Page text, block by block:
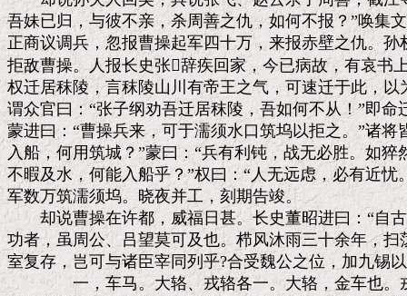
吾妹已归，与彼不亲，杀周善之仇，如何不报？”唤集
正商议调兵，忽报曹操起军四十万，来报赤壁之仇。
拒敌曹操。人报长史张辞疾回家，今已病故，有哀书
权迁居秣陵，言秣陵山川有帝王之气，可速迁于此，
谓众官曰：“张子纲劝吾迁居秣陵，吾如何不从！”即命
蒙进曰：“曹操兵来，可于濡须水口筑坞以拒之。”诸将
入船，何用筑城？”蒙曰：“兵有利钝，战无必胜。如猝
不暇及水，何能入船乎？”权曰：“人无远虑，必有近忧
军数万筑濡须坞。晓夜并工，刻期告竣。
却说曹操在许都，威福日甚。长史董昭进曰：“自古
功者，虽周公、吕望莫可及也。栉风沐雨三十余年，
室复存，岂可与诸臣宰同列乎?合受魏公之位，加九锡
一，车马。大辂、戎辂各一。大辂，金车也。戎